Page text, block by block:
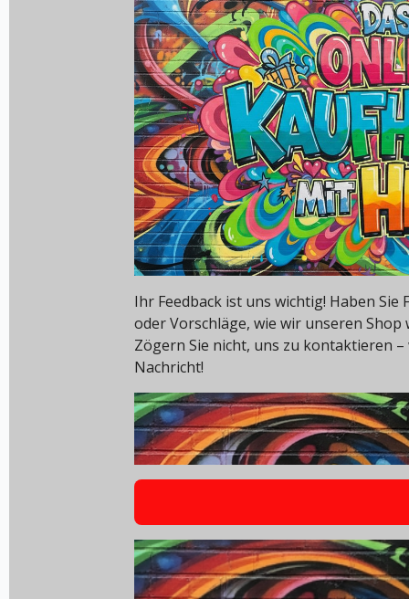
Ihr Feedback ist uns wichtig! Haben
oder Vorschläge, wie wir unseren
Zögern Sie nicht, uns zu kontaktieren
Nachricht!